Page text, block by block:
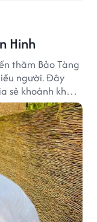
Hinh
thăm Bảo Tàng
người. Đây
sẻ khoảnh khắc
văn hóa tâm